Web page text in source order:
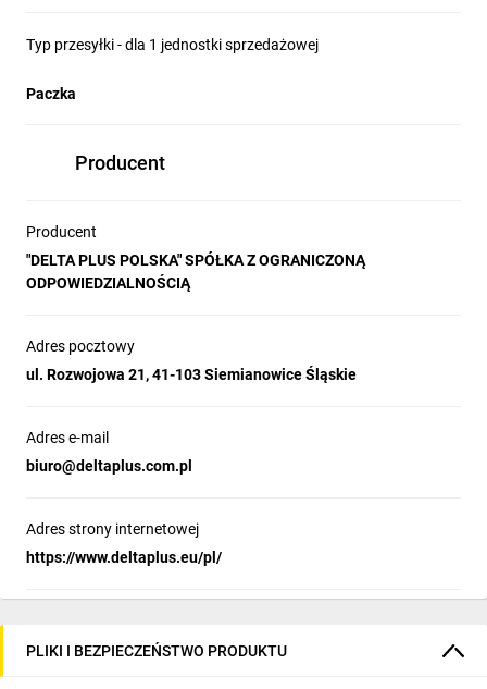
Typ przesyłki - dla 1 jednostki sprzedażowej
Paczka
Producent
Producent
"DELTA PLUS POLSKA" SPÓŁKA Z OGRANICZONĄ
ODPOWIEDZIALNOŚCIĄ
Adres pocztowy
ul. Rozwojowa 21, 41-103 Siemianowice Śląskie
Adres e-mail
biuro@deltaplus.com.pl
Adres strony internetowej
https://www.deltaplus.eu/pl/
PLIKI I BEZPIECZEŃSTWO PRODUKTU